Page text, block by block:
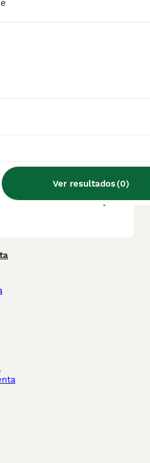
Ver resultados(0)
el perro
el Perro del